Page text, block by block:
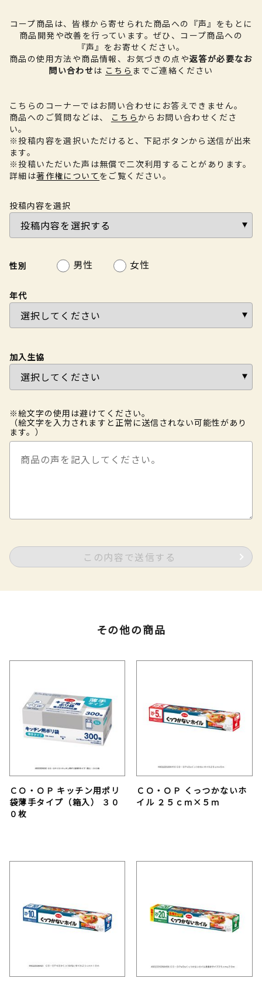
コープ商品は、皆様から寄せられた商品への『声』をもとに
商品開発や改善を行っています。 ぜひ、コープ商品への
『声』をお寄せください。
商品の使用方法や商品情報、お気づきの点や返答が必要なお
問い合わせは こちら までご連絡ください
こちらのコーナーではお問い合わせにお答えできません。
商品へのご質問などは、
こちらからお問い合わせくださ
い。
※投稿内容を選択いただけると、下記ボタンから送信が出来
ます。
※投稿いただいた声は無償で二次利用することがあります。
詳細は著作権について をご覧ください。
投稿内容を選択
性別 男性 女性
年代
加入生協
※絵文字の使用は避けてください。
（絵文字を入力されますと正常に送信されない可能性があり
ます。）
この内容で送信する
その他の商品
ＣＯ・ＯＰ キッチン用ポリ
袋薄手タイプ（箱入） ３０
０枚
ＣＯ・ＯＰ くっつかないホ
イル ２５ｃｍ×５ｍ